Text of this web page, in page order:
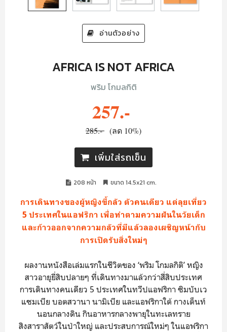
อ่านตัวอย่าง
AFRICA IS NOT AFRICA
พริม โกมลกิติ
257.-
285.- (ลด 10%)
เพิ่มใส่รถเข็น
208 หน้า ขนาด 14.5x21 cm.
การเดินทางของผู้หญิงขี้กลัว ตัวคนเดียว แต่ลุยเที่ยว
5 ประเทศในแอฟริกา เพื่อทำตามความฝันในวัยเด็ก
และก้าวออกจากความกลัวที่มีแล้วลองเผชิญหน้ากับ
การเปิดรับสิ่งใหม่ๆ
ผลงานหนังสือเล่มแรกในชีวิตของ ‘พริม โกมลกิติ’ หญิง
สาวอายุยี่สิบปลายๆ ที่เดินทางมาแล้วกว่าสี่สิบประเทศ
การเดินทางคนเดียว 5 ประเทศในทวีปแอฟริกา ซิมบับเว
แซมเบีย บอตสวานา นามิเบีย และแอฟริกาใต้ กางเต็นท์
นอนกลางดิน กินอาหารกลางพายุในทะเลทราย
สิงสาราสัตว์ในป่าใหญ่ และประสบการณ์ใหม่ๆ ในแอฟริกา